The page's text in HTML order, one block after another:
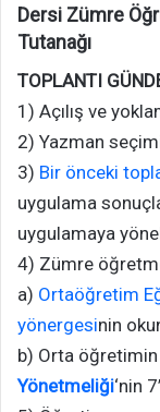
Dersi Zümre
Tutanağı
TOPLANTI
1) Açılış ve
2) Yazman
3) Bir önceki
uygulama
uygulamaya
4) Zümre
a) Ortaöğretim
yönergesinin
b) Orta öğretimin
Yönetmeliği‘nin